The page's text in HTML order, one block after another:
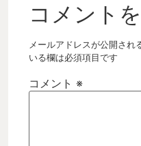
コメント
メールアドレスが公開され
いる欄は必須項目です
コメント ※